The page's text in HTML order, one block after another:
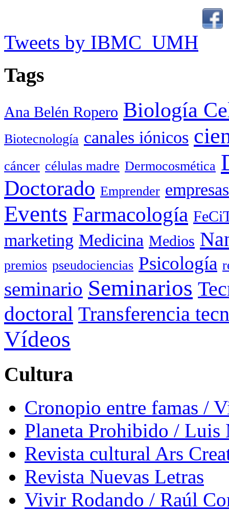
Tweets by IBMC_UMH
Tags
Ana Belén Ropero Biología
Biotecnología canales iónicos
cáncer células madre Dermocosmética
Doctorado Emprender empresas
Events Farmacología
marketing Medicina Medios
premios pseudociencias Psicología
seminario Seminarios
doctoral Transferencia
Vídeos
Cultura
Cronopio entre famas /
Planeta Prohibido /
Revista cultural Ars
Revista Nuevas Letras
Vivir Rodando / Raúl